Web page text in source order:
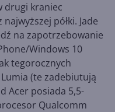
drugi kraniec
półki. Jade
na zapotrzebowanie
Windows 10
tegorocznych
(te zadebiutują
Acer posiada 5,5-
Qualcomm